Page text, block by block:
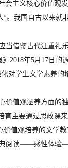
会主义核心价值观
”。我国自古以来就
当借鉴古代注重礼
2018年5月 17 日的
对学生文学素养
价值观涵养方面的
育主要通过思政课
价值观培养的文学
阅读——感性体验